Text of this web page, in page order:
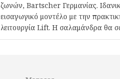
ζωνών, Bartscher Γερμανίας.
εισαγωγικό μοντέλο με την
λειτουργία Lift. Η σαλαμάνδρα θα
πείσει με τον εύκολο χειρισμό των